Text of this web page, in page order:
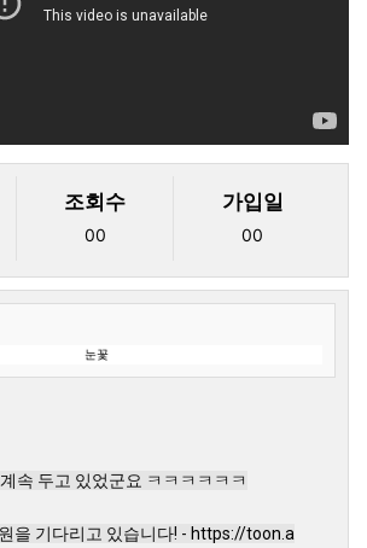
조회수
00
가입일
00
눈꽃
속 두고 있었군요 ㅋㅋㅋㅋㅋㅋ
을 기다리고 있습니다! - https://toon.a